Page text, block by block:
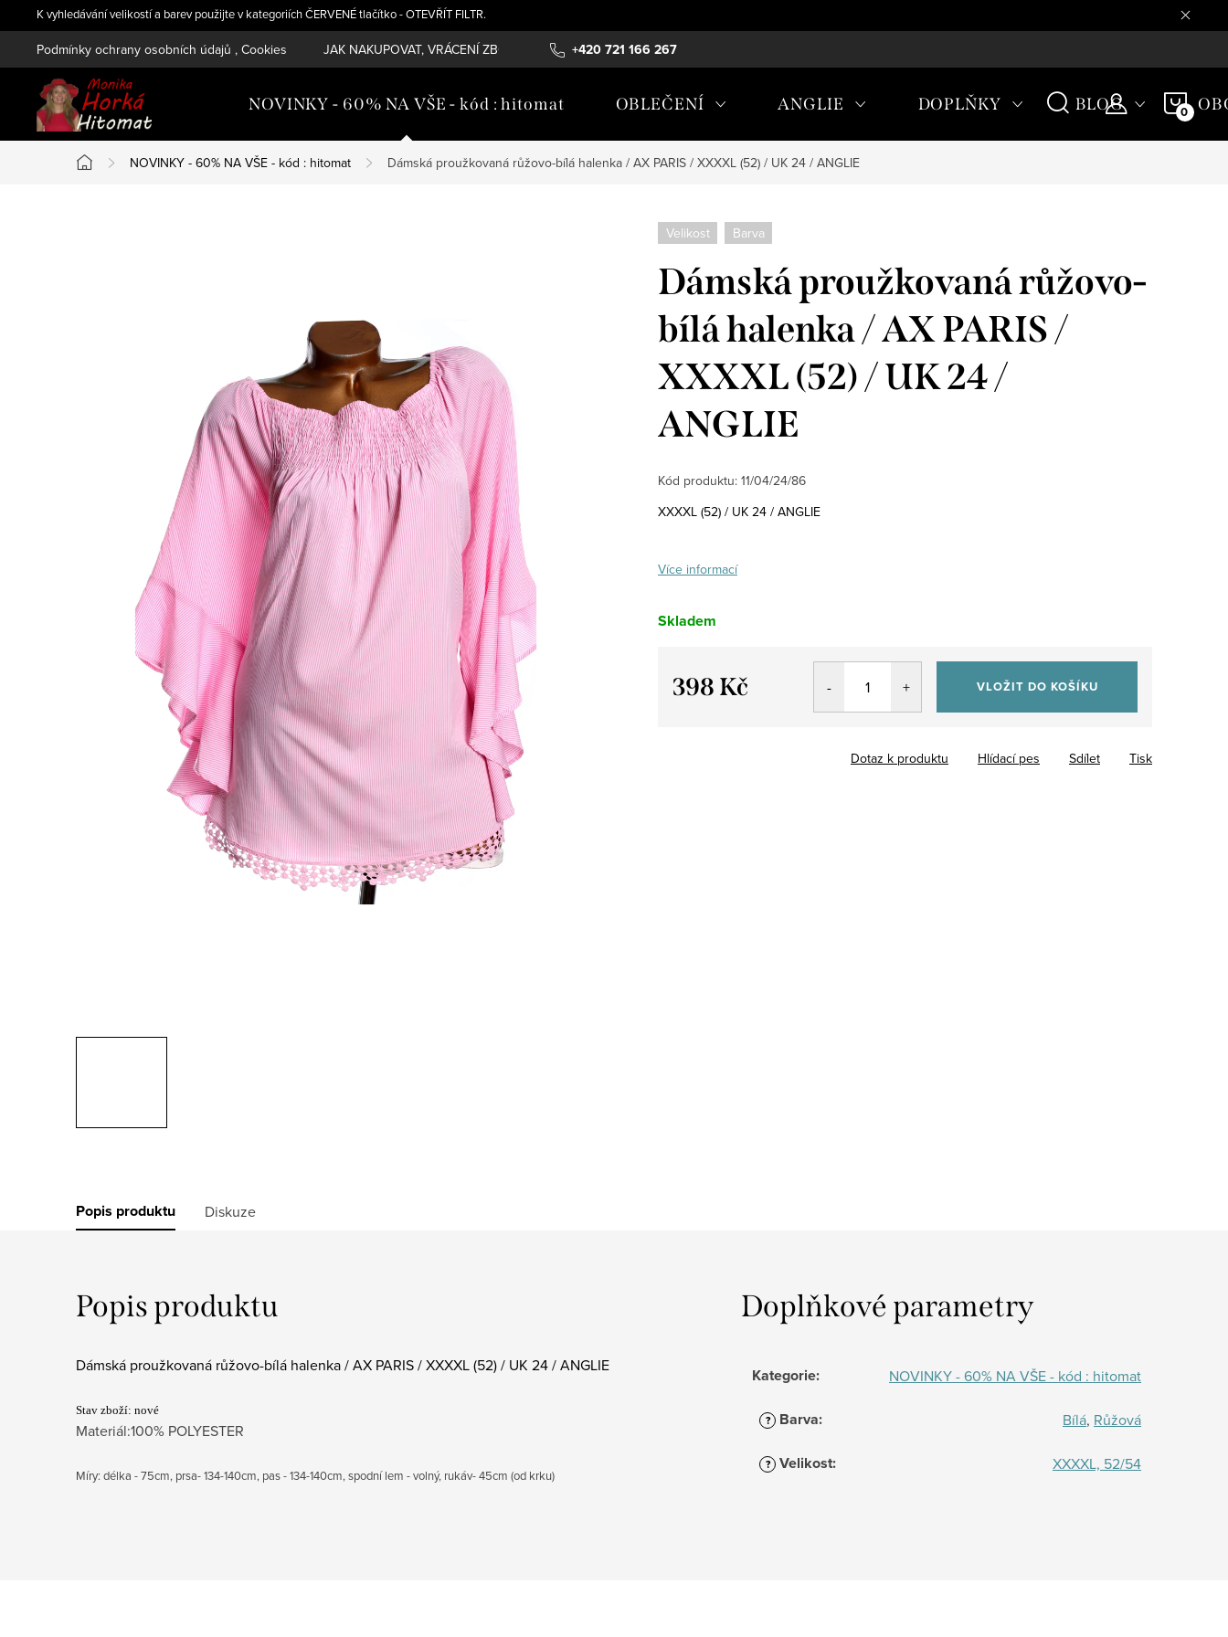
na
K vyhledávání velikostí a barev použijte v kategoriích ČERVENÉ tlačítko - OTEVŘÍT FILTR.
+420 721 166 267
Podmínky ochrany osobních údajů , Cookies JAK NAKUPOVAT, VRÁCENÍ ZBOŽÍ , REKLAMAČNÍ ŘÁD, ÚDRŽBA MATERIÁLŮ
NOVINKY - 60% NA VŠE - kód : hitomat OBLEČENÍ ANGLIE DOPLŇKY BLOG
Domů
NOVINKY - 60% NA VŠE - kód : hitomat Dámská proužkovaná růžovo-bílá halenka / AX PARIS / XXXXL (52) / UK 24 / ANGLIE
Velikost Barva
Dámská proužkovaná růžovo-
bílá halenka / AX PARIS /
XXXXL (52) / UK 24 /
ANGLIE
Kód produktu: 11/04/24/86
XXXXL (52) / UK 24 / ANGLIE
Více informací
Skladem
398 Kč VLOŽIT DO KOŠÍKU
Tisk
Dotaz k produktu Hlídací pes Sdílet
Popis produktu Diskuze
Popis produktu
Dámská proužkovaná růžovo-bílá halenka / AX PARIS / XXXXL (52) / UK 24 / ANGLIE
Stav zboží: nové
Materiál:100% POLYESTER
Míry: délka - 75cm, prsa- 134-140cm, pas - 134-140cm, spodní lem - volný, rukáv- 45cm (od krku)
Doplňkové parametry
Kategorie: NOVINKY - 60% NA VŠE - kód : hitomat
? Barva: Bílá, Růžová
? Velikost: XXXXL, 52/54